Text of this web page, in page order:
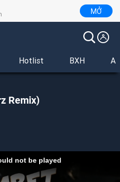
MỞ
Hotlist BXH
Remix)
not be played